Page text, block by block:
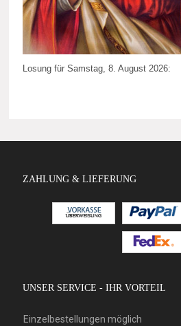
Losung für Samstag, 8. August 2026:
ZAHLUNG & LIEFERUNG
UNSER SERVICE - IHR VORTEIL
Einzelbestellungen möglich